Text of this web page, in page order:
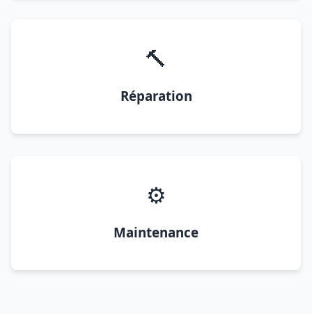
🔨
Réparation
⚙️
Maintenance